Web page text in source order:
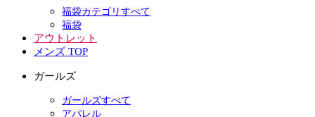
福袋カテゴリすべて
福袋
アウトレット
メンズ TOP
ガールズ
ガールズすべて
アパレル